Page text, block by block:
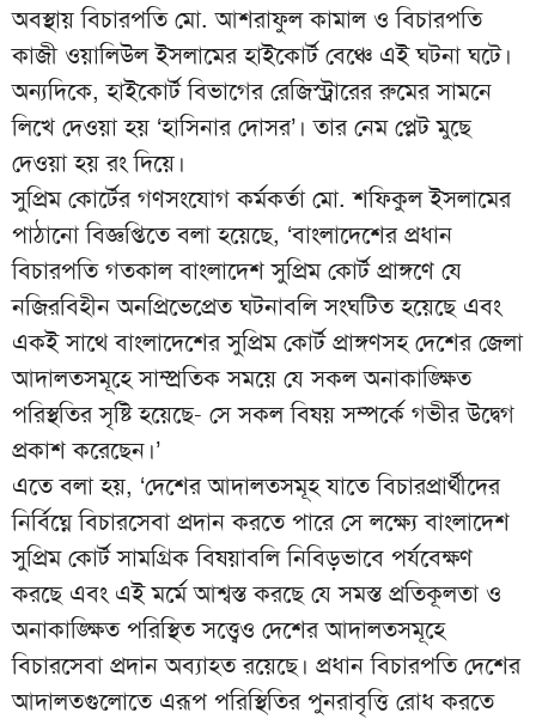
অবস্থায় বিচারপতি মো. আশরাফুল কামাল ও বিচারপতি
কাজী ওয়ালিউল ইসলামের হাইকোর্ট বেঞ্চে এই ঘটনা ঘটে।
অন্যদিকে, হাইকোর্ট বিভাগের রেজিস্ট্রারের রুমের সামনে
লিখে দেওয়া হয় ‘হাসিনার দোসর’। তার নেম প্লেট মুছে
দেওয়া হয় রং দিয়ে।
সুপ্রিম কোর্টের গণসংযোগ কর্মকর্তা মো. শফিকুল ইসলামের
পাঠানো বিজ্ঞপ্তিতে বলা হয়েছে, ‘বাংলাদেশের প্রধান
বিচারপতি গতকাল বাংলাদেশ সুপ্রিম কোর্ট প্রাঙ্গণে যে
নজিরবিহীন অনপ্রিভেপ্রেত ঘটনাবলি সংঘটিত হয়েছে এবং
একই সাথে বাংলাদেশের সুপ্রিম কোর্ট প্রাঙ্গণসহ দেশের জেলা
আদালতসমূহে সাম্প্রতিক সময়ে যে সকল অনাকাঙ্ক্ষিত
পরিস্থতির সৃষ্টি হয়েছে- সে সকল বিষয় সম্পর্কে গভীর উদ্বেগ
প্রকাশ করেছেন।’
এতে বলা হয়, ‘দেশের আদালতসমূহ যাতে বিচারপ্রার্থীদের
নির্বিঘ্নে বিচারসেবা প্রদান করতে পারে সে লক্ষ্যে বাংলাদেশ
সুপ্রিম কোর্ট সামগ্রিক বিষয়াবলি নিবিড়ভাবে পর্যবেক্ষণ
করছে এবং এই মর্মে আশ্বস্ত করছে যে সমস্ত প্রতিকূলতা ও
অনাকাঙ্ক্ষিত পরিস্থিত সত্ত্বেও দেশের আদালতসমূহে
বিচারসেবা প্রদান অব্যাহত রয়েছে। প্রধান বিচারপতি দেশের
আদালতগুলোতে এরূপ পরিস্থিতির পুনরাবৃত্তি রোধ করতে